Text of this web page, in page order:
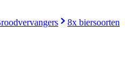
8x biersoorten